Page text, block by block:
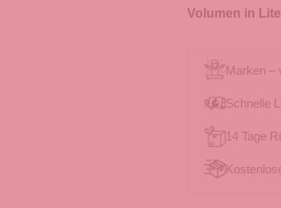
Volumen in
Marken –
Schnelle
14 Tage